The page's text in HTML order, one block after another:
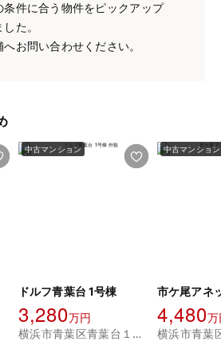
条件に合う物件をピックアップ
た。
お問い合わせください。
中古マンション
ドルフ青葉台 1号棟
3,280万円
横浜市青葉区青葉台１丁目
中古マンション
市ケ尾アネ
4,480万
横浜市青葉